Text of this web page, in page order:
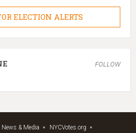
ELECTION ALERTS
FOLLOW
News & Media
NYCVotes.org